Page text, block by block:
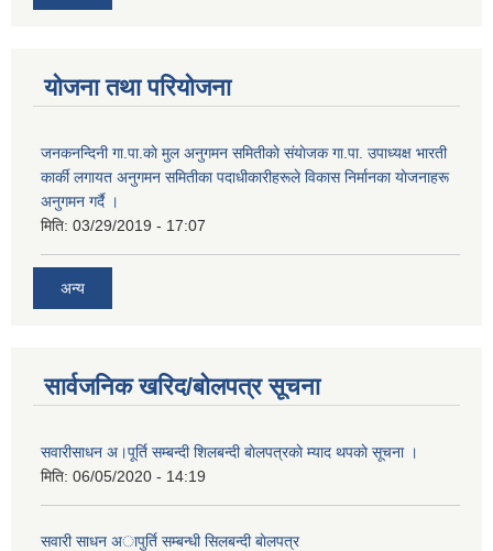
योजना तथा परियोजना
जनकनन्दिनी गा.पा.काे मुल अनुगमन समितीकाे संयाेजक गा.पा. उपाध्यक्ष भारती
कार्की लगायत अनुगमन समितीका पदाधीकारीहरूले विकास निर्मानका याेजनाहरू
अनुगमन गर्दै ।
मिति: 03/29/2019 - 17:07
अन्य
सार्वजनिक खरिद/बोलपत्र सूचना
सवारीसाधन अ।पूर्ति सम्बन्दी शिलबन्दी बाेलपत्रकाे म्याद थपकाे सूचना ।
मिति: 06/05/2020 - 14:19
सवारी साधन अापुर्ति सम्बन्धी सिलबन्दी बाेलपत्र